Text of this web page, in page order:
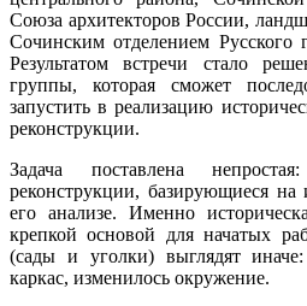
Союза архитекторов России,
Сочинским отделением Русского
Результатом встречи стало
группы, которая сможет
запустить в реализацию
реконструкции.
Задача поставлена
реконструкции, базирующиеся на
его анализе. Именно
крепкой основой для начатых
(сады и уголки) выглядят
каркас, изменилось окружение.